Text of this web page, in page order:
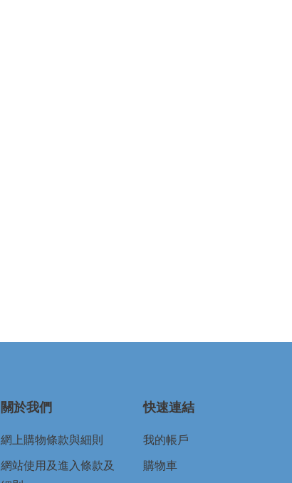
關於我們
網上購物條款與細則
網站使用及進入條款及
快速連結
我的帳戶
購物車